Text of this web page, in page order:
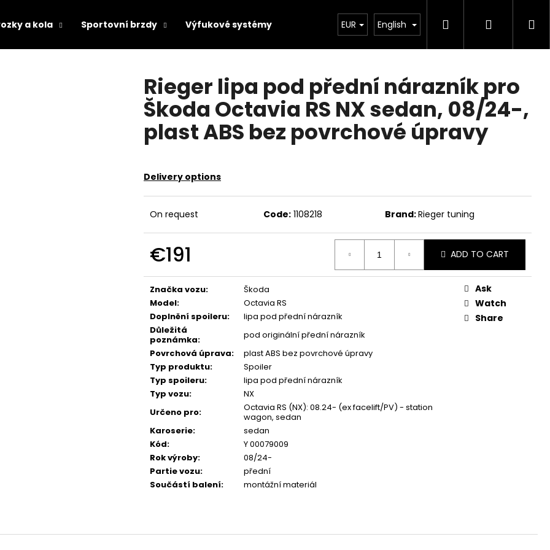
a kola Sportovní brzdy Výfukové systémy Chiptuning Projekty Exteriér Ostatní
EUR English SearchLogin
Rieger lipa pod přední nárazník pro
Škoda Octavia RS NX sedan, 08/24-,
plast ABS bez povrchové úpravy
Delivery options
On request Code: 1108218 Brand:Rieger tuning
€191
price:
ADD TO CART
Značka vozu:
Škoda
Model:
Octavia RS
Doplnění spoileru:
lipa pod přední nárazník
Důležitá
poznámka:
pod originální přední nárazník
Povrchová úprava:
plast ABS bez povrchové úpravy
Typ produktu:
Spoiler
Typ spoileru:
lipa pod přední nárazník
Typ vozu:
NX
Určeno pro:
Octavia RS (NX): 08.24- (ex facelift/PV) - station
wagon, sedan
Karoserie:
sedan
Kód:
Y 00079009
Rok výroby:
08/24-
Partie vozu:
přední
Součástí balení: montážní materiál
Ask
Watch
Share
SEARCH
Next
NGK ČERVENÝ ZAPALOVACÍ MODUL APR SPORTOVNÍ ZAPALOVACÍ MODUL
2.0TSI 2.5TFSI A DALŠÍ